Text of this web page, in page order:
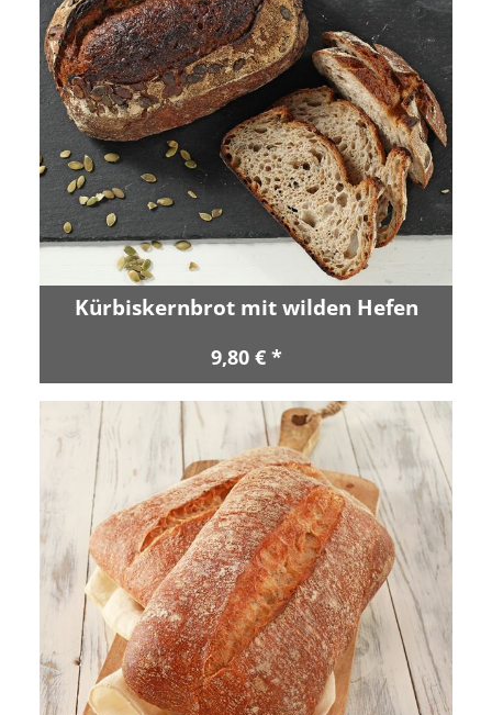
Kürbiskernbrot mit wilden Hefen
9,80 € *